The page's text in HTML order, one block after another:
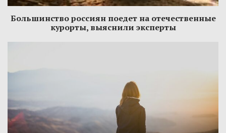
Большинство россиян поедет на отечественные
курорты, выяснили эксперты